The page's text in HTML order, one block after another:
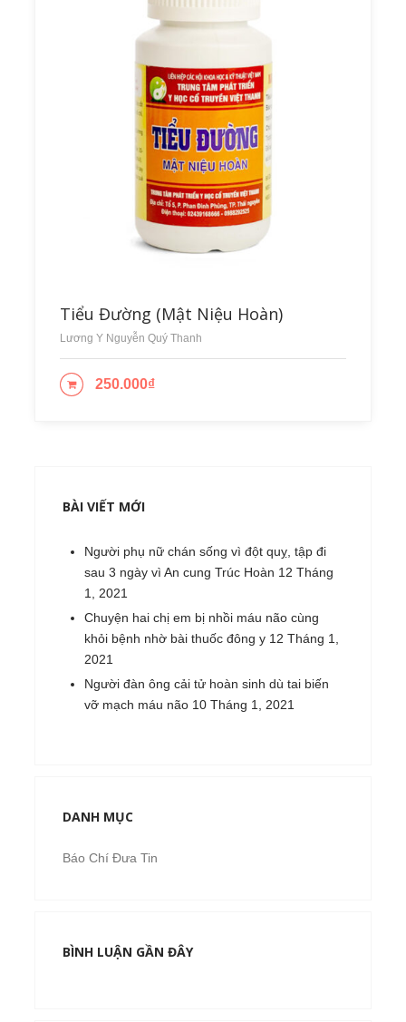
Tiểu Đường (Mật Niệu Hoàn)
Lương Y Nguyễn Quý Thanh
250.000₫
ADD TO CART
BÀI VIẾT MỚI
Người phụ nữ chán sống vì đột quỵ, tập đi
sau 3 ngày vì An cung Trúc Hoàn 12 Tháng
1, 2021
Chuyện hai chị em bị nhồi máu não cùng
khỏi bệnh nhờ bài thuốc đông y 12 Tháng 1,
2021
Người đàn ông cải tử hoàn sinh dù tai biến
vỡ mạch máu não 10 Tháng 1, 2021
DANH MỤC
Báo Chí Đưa Tin
BÌNH LUẬN GẦN ĐÂY